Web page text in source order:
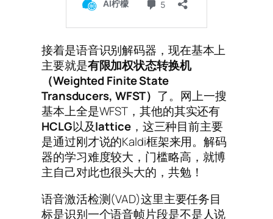
接着是语音识别解码器，现在基本上
主要就是有限加权状态转换机
（Weighted Finite State
Transducers, WFST） 了。网上一搜
基本上全是WFST，其他的其实还有
HCLG以及lattice，这三种目前主要
是通过刚才说的Kaldi框架来用。解码
器的学习难度较大，门槛略高，就博
主自己对此也很头大的，共勉！
语音激活检测(VAD)这里主要任务目
标是识别一个语音帧片段是不是人说